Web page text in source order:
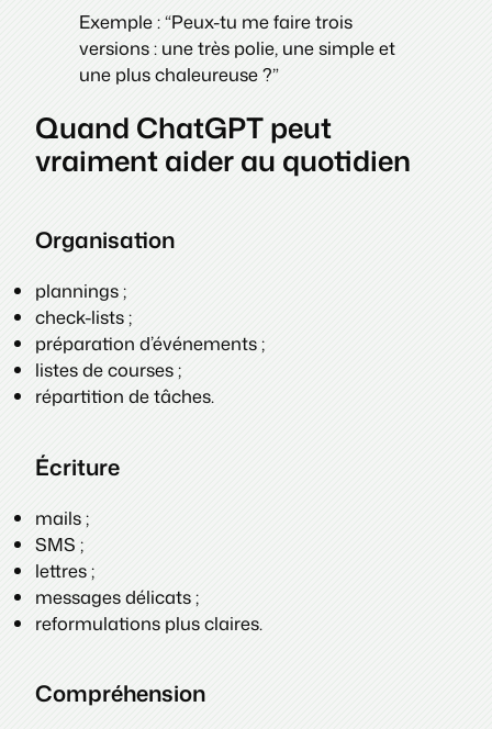
Exemple : “Peux-tu me faire trois
versions : une très polie, une simple et
une plus chaleureuse ?”
Quand ChatGPT peut
vraiment aider au quotidien
Organisation
plannings ;
check-lists ;
préparation d’événements ;
listes de courses ;
répartition de tâches.
Écriture
mails ;
SMS ;
lettres ;
messages délicats ;
reformulations plus claires.
Compréhension